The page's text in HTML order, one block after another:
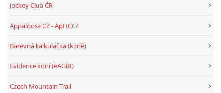
Jockey Club ČR
Appaloosa CZ - ApHCCZ
Barevná kalkulačka (koně)
Evidence koní (eAGRI)
Czech Mountain Trail